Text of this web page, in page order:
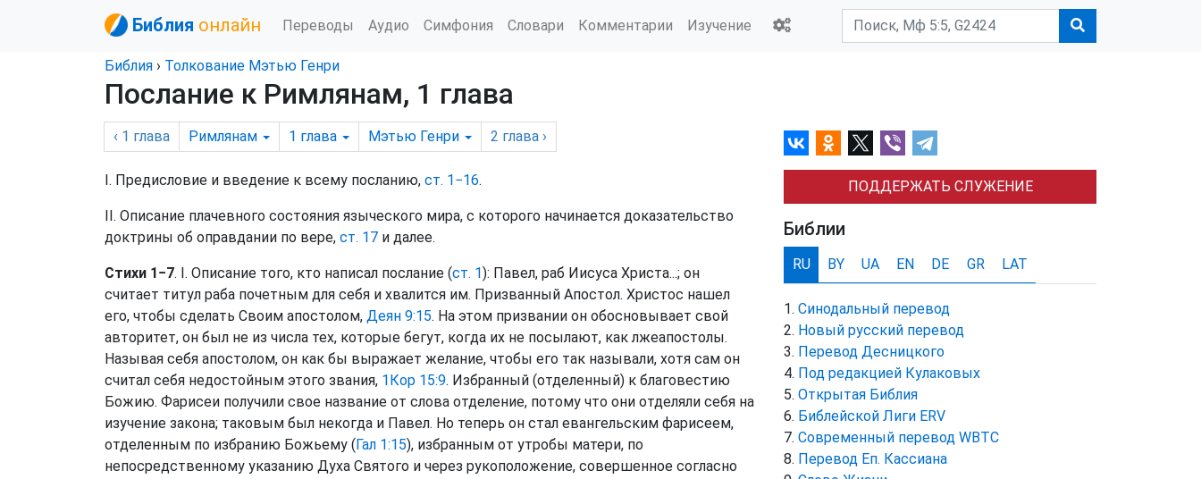
Библия онлайн Переводы Аудио Симфония Словари Комментарии Изучение
Библия › Толкование Мэтью Генри
Послание к Римлянам, 1 глава
‹ 1 глава Римлянам 1 глава Мэтью Генри 2 глава ›
I. Предисловие и введение к всему посланию, ст. 1−16.
II. Описание плачевного состояния языческого мира, с которого начинается доказательство
доктрины об оправдании по вере, ст. 17 и далее.
Стихи 1−7. I. Описание того, кто написал послание (ст. 1): Павел, раб Иисуса Христа...; он
считает титул раба почетным для себя и хвалится им. Призванный Апостол. Христос нашел
его, чтобы сделать Своим апостолом, Деян 9:15. На этом призвании он обосновывает свой
авторитет, он был не из числа тех, которые бегут, когда их не посылают, как лжеапостолы.
Называя себя апостолом, он как бы выражает желание, чтобы его так называли, хотя сам он
считал себя недостойным этого звания, 1Кор 15:9. Избранный (отделенный) к благовестию
Божию. Фарисеи получили свое название от слова отделение, потому что они отделяли себя на
изучение закона; таковым был некогда и Павел. Но теперь он стал евангельским фарисеем,
отделенным по избранию Божьему (Гал 1:15), избранным от утробы матери, по
непосредственному указанию Духа Святого и через рукоположение, совершенное согласно
ПОДДЕРЖАТЬ СЛУЖЕНИЕ
Библии
RU BY UA EN DE GR LAT
Синодальный перевод
Новый русский перевод
Перевод Десницкого
Под редакцией Кулаковых
Открытая Библия
Библейской Лиги ERV
Cовременный перевод WBTC
Перевод Еп. Кассиана